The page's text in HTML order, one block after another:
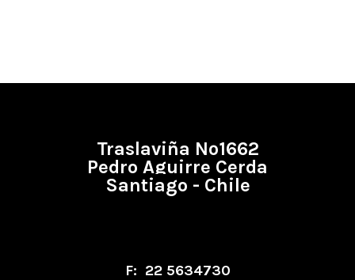
Traslaviña Nº1662
Pedro Aguirre Cerda
Santiago - Chile
F: 22 5634730